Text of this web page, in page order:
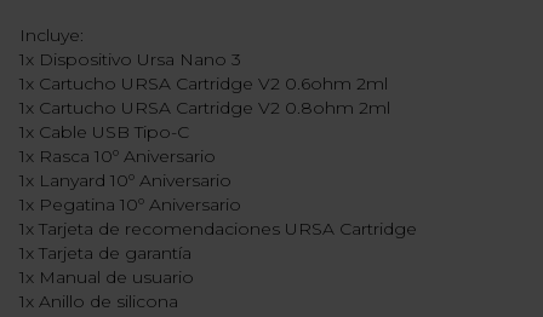
Incluye:
1x Dispositivo Ursa Nano 3
1x Cartucho URSA Cartridge V2 0.6ohm 2ml
1x Cartucho URSA Cartridge V2 0.8ohm 2ml
1x Cable USB Tipo-C
1x Rasca 10º Aniversario
1x Lanyard 10º Aniversario
1x Pegatina 10º Aniversario
1x Tarjeta de recomendaciones URSA Cartridge
1x Tarjeta de garantía
1x Manual de usuario
1x Anillo de silicona